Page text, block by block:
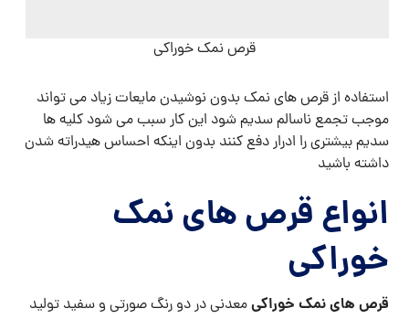
قرص نمک خوراکی
استفاده از قرص های نمک بدون نوشیدن مایعات زیاد می تواند
موجب تجمع ناسالم سدیم شود این کار سبب می شود کلیه ها
سدیم بیشتری را ادرار دفع کنند بدون اینکه احساس هیدراته شدن
داشته باشید
انواع قرص های نمک
خوراکی
قرص های نمک خوراکیمعدنی در دو رنگ صورتی و سفید تولید